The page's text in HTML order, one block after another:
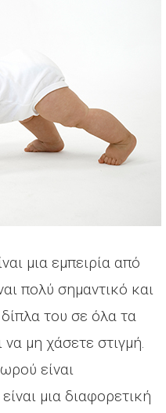
μια εμπειρία από
πολύ σημαντικό και
του σε όλα τα
μη χάσετε στιγμή.
είναι
μια διαφορετική